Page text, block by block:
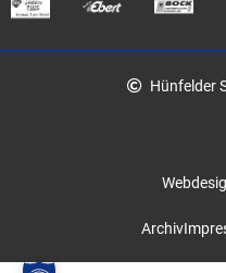
Hünfelder
Archiv